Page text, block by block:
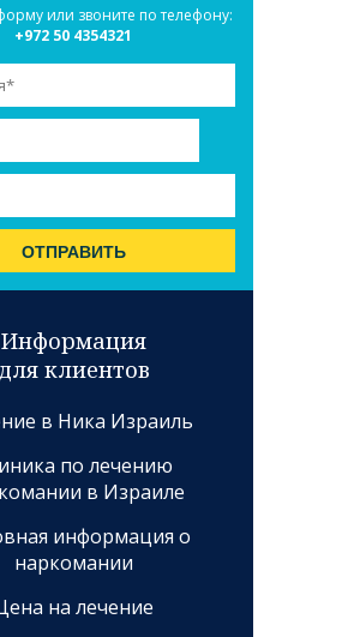
или звоните по телефону:
+972 50 4354321
Информация
для клиентов
в Ника Израиль
по лечению
в Израиле
информация о
наркомании
на лечение